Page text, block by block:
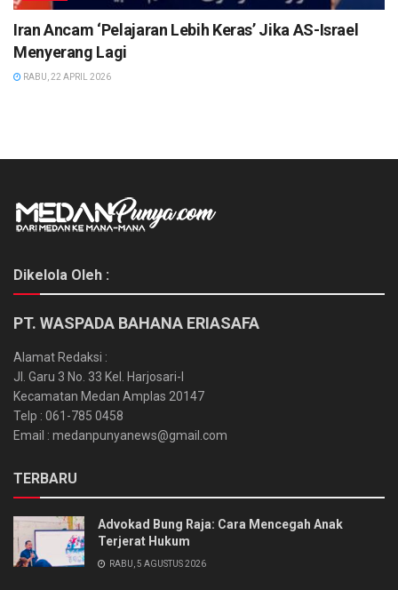
Iran Ancam ‘Pelajaran Lebih Keras’ Jika AS-Israel
Menyerang Lagi
RABU, 22 APRIL 2026
Dikelola Oleh :
PT. WASPADA BAHANA ERIASAFA
Alamat Redaksi :
Jl. Garu 3 No. 33 Kel. Harjosari-I
Kecamatan Medan Amplas 20147
Telp : 061-785 0458
Email : medanpunyanews@gmail.com
TERBARU
Advokad Bung Raja: Cara Mencegah Anak
Terjerat Hukum
RABU, 5 AGUSTUS 2026